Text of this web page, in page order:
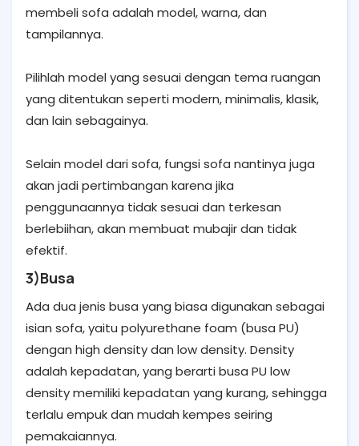
membeli sofa adalah model, warna, dan
tampilannya.
Pilihlah model yang sesuai dengan tema ruangan
yang ditentukan seperti modern, minimalis, klasik,
dan lain sebagainya.
Selain model dari sofa, fungsi sofa nantinya juga
akan jadi pertimbangan karena jika
penggunaannya tidak sesuai dan terkesan
berlebiihan, akan membuat mubajir dan tidak
efektif.
3)Busa
Ada dua jenis busa yang biasa digunakan sebagai
isian sofa, yaitu polyurethane foam (busa PU)
dengan high density dan low density. Density
adalah kepadatan, yang berarti busa PU low
density memiliki kepadatan yang kurang, sehingga
terlalu empuk dan mudah kempes seiring
pemakaiannya.